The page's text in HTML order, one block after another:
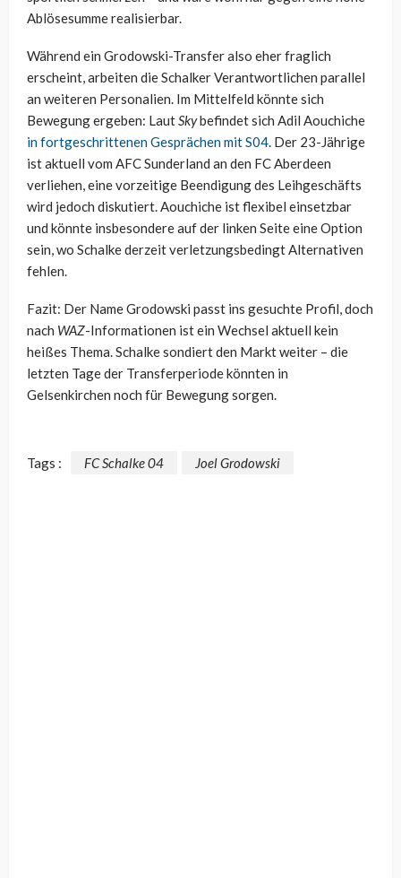
Ablösesumme realisierbar.
Während ein Grodowski-Transfer also eher fraglich
erscheint, arbeiten die Schalker Verantwortlichen parallel
an weiteren Personalien. Im Mittelfeld könnte sich
Bewegung ergeben: LautSkybefindet sich Adil Aouchiche
in fortgeschrittenen Gesprächen mit S04. Der 23-Jährige
ist aktuell vom AFC Sunderland an den FC Aberdeen
verliehen, eine vorzeitige Beendigung des Leihgeschäfts
wird jedoch diskutiert. Aouchiche ist flexibel einsetzbar
und könnte insbesondere auf der linken Seite eine Option
sein, wo Schalke derzeit verletzungsbedingt Alternativen
fehlen.
Fazit: Der Name Grodowski passt ins gesuchte Profil, doch
nach WAZ-Informationen ist ein Wechsel aktuell kein
heißes Thema. Schalke sondiert den Markt weiter – die
letzten Tage der Transferperiode könnten in
Gelsenkirchen noch für Bewegung sorgen.
Tags : FC Schalke 04 Joel Grodowski